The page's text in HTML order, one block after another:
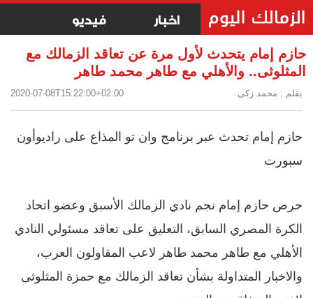
اخبار فيديو
حازم إمام يتحدث لأول مرة عن تعاقد الزمالك مع
المثلوثى.. والأهلي مع طاهر محمد طاهر
بقلم : محمد زكى 2020-07-08T15:22:00+02:00
حازم إمام تحدث عبر برنامج وان تو المذاع على راديوأون
سبورت
حرص حازم إمام نجم نادي الزمالك الأسبق وعضو اتحاد
الكرة المصري السابق، التعليق على تعاقد مسئولي النادي
الأهلي مع طاهر محمد طاهر لاعب المقاولون العرب،
والاخبار المتداولة بشأن تعاقد الزمالك مع حمزة المثلوثى